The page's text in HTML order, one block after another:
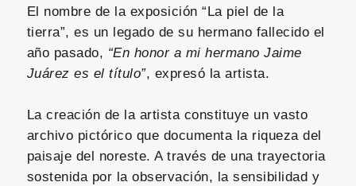
El nombre de la exposición “La piel de la
tierra”, es un legado de su hermano fallecido el
año pasado, “En honor a mi hermano Jaime
Juárez es el título”, expresó la artista.
La creación de la artista constituye un vasto
archivo pictórico que documenta la riqueza del
paisaje del noreste. A través de una trayectoria
sostenida por la observación, la sensibilidad y